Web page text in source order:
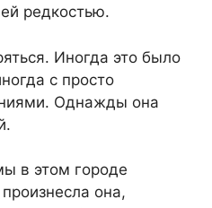
редкостью.
Иногда это было
с просто
Однажды она
в этом городе
она,